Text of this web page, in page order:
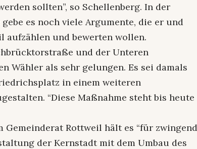
sollten”, so Schellenberg. In der
es noch viele Argumente, die er und
aufzählen und bewerten wollen.
und der Unteren
Wähler als sehr gelungen. Es sei damals
in einem weiteren
“Diese Maßnahme steht bis heute
Rottweil hält es “für zwingend
der Kernstadt mit dem Umbau des